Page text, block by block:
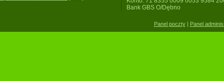
Bank GBS O/Dębno
Panel poczty| Panel